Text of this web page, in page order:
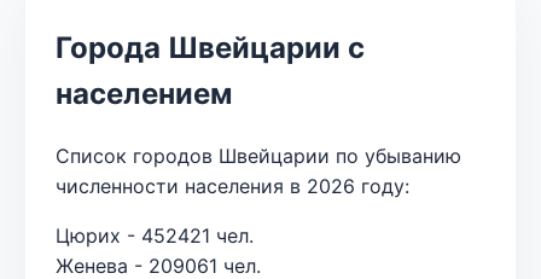
Города Швейцарии с
населением
Список городов Швейцарии по убыванию
численности населения в 2026 году:
Цюрих - 452421 чел.
Женева - 209061 чел.